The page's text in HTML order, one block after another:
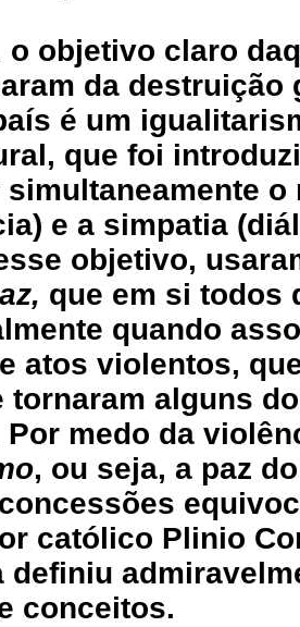
o objetivo claro
da destruição
é um
que foi
simultaneamente o
e a simpatia
objetivo,
que em si todos
quando
atos violentos,
tornaram alguns
Por medo da
, ou seja, a paz
católico Plinio
definiu
conceitos.